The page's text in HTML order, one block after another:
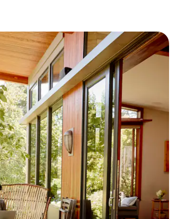
omhoog en omlaag, óf door te tikken of swipen.